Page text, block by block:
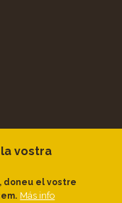
vostra
doneu el vostre
Más info